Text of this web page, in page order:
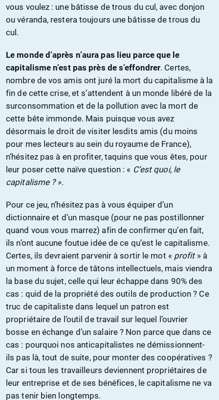
vous voulez : une bâtisse de trous du cul, avec donjon
ou véranda, restera toujours une bâtisse de trous du
cul.
Le monde d’après n’aura pas lieu parce que le
capitalisme n’est pas près de s’effondrer. Certes,
nombre de vos amis ont juré la mort du capitalisme à la
fin de cette crise, et s’attendent à un monde libéré de la
surconsommation et de la pollution avec la mort de
cette bête immonde. Mais puisque vous avez
désormais le droit de visiter lesdits amis (du moins
pour mes lecteurs au sein du royaume de France),
n’hésitez pas à en profiter, taquins que vous êtes, pour
leur poser cette naïve question : « C’est quoi, le
capitalisme ? ».
Pour ce jeu, n’hésitez pas à vous équiper d’un
dictionnaire et d’un masque (pour ne pas postillonner
quand vous vous marrez) afin de confirmer qu’en fait,
ils n’ont aucune foutue idée de ce qu’est le capitalisme.
Certes, ils devraient parvenir à sortir le mot « profit» à
un moment à force de tâtons intellectuels, mais viendra
la base du sujet, celle qui leur échappe dans 90% des
cas : quid de la propriété des outils de production ? Ce
truc de capitaliste dans lequel un patron est
propriétaire de l’outil de travail sur lequel l’ouvrier
bosse en échange d’un salaire ? Non parce que dans ce
cas : pourquoi nos anticapitalistes ne démissionnent-
ils pas là, tout de suite, pour monter des coopératives ?
Car si tous les travailleurs deviennent propriétaires de
leur entreprise et de ses bénéfices, le capitalisme ne va
pas tenir bien longtemps.